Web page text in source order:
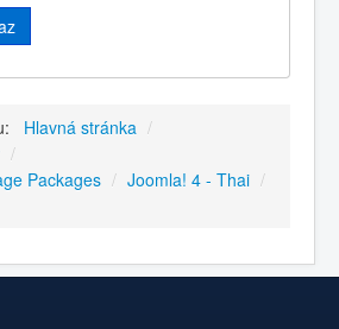
Hlavná stránka /
/
Packages / Joomla! 4 - Thai /